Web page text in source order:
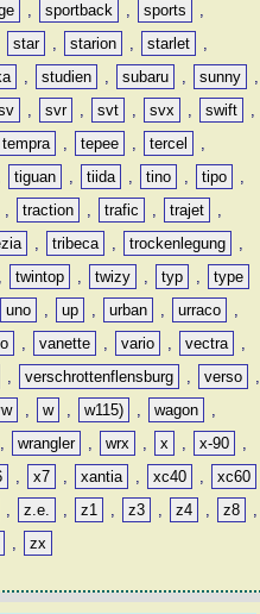
, sportback , sports
,
star , starion , starlet
,
, studien , subaru , sunny
,
, svr , svt , svx , swift
,
tempra , tepee , tercel
,
tiguan , tiida , tino , tipo
,
, traction , trafic , trajet
,
, tribeca , trockenlegung
,
, twintop , twizy , typ ,
type
uno , up , urban , urraco
,
, vanette , vario , vectra
,
, verschrottenflensburg , verso
,
, w , w115) , wagon
,
, wrangler , wrx , x , x-90
,
, x7 , xantia , xc40 ,
xc60
, z.e. , z1 , z3 , z4 , z8
,
, zx